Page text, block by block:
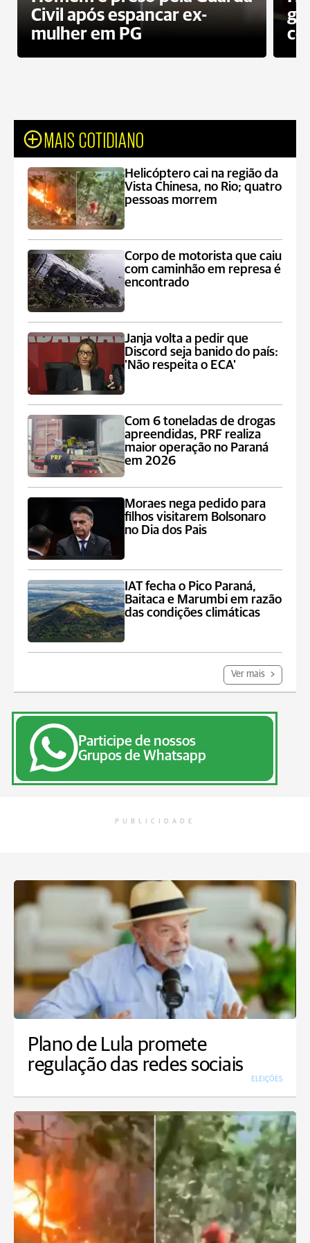
Civil após espancar ex-
mulher em PG
MAIS COTIDIANO
Helicóptero cai na região da
Vista Chinesa, no Rio; quatro
pessoas morrem
Corpo de motorista que caiu
com caminhão em represa é
encontrado
Janja volta a pedir que
Discord seja banido do país:
'Não respeita o ECA'
Com 6 toneladas de drogas
apreendidas, PRF realiza
maior operação no Paraná
em 2026
Moraes nega pedido para
filhos visitarem Bolsonaro
no Dia dos Pais
IAT fecha o Pico Paraná,
Baitaca e Marumbi em razão
das condições climáticas
Ver mais
Participe de nossos
Grupos de Whatsapp
PUBLICIDADE
Plano de Lula promete
regulação das redes sociais
ELEIÇÕES